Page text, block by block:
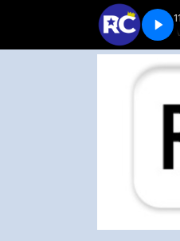
Roberto Carlos com Equipe
K7 - Parte 4